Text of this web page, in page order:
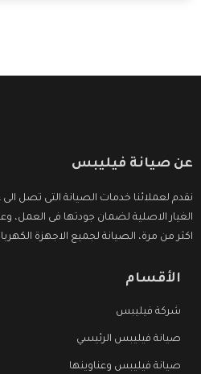
عن صيانة فيليبس
نقدم لعملائنا خدمات الصيانة التى تصل
الغيار الاصلية لضمان جودتها فى
اكثر من مرة، الصيانة لجميع الاجهزة
الأقسام
شركة فيليبس
صيانة فيليبس الرئيسي
صيانة فيليبس وعناوينها